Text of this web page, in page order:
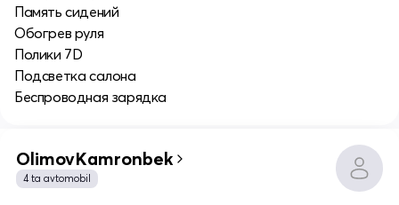
Память сидений
Обогрев руля
Полики 7D
Подсветка салона
Беспроводная зарядка
OlimovKamronbek
4 ta avtomobil